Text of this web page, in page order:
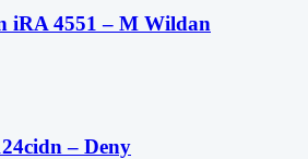
iRA 4551 – M Wildan
– Deny